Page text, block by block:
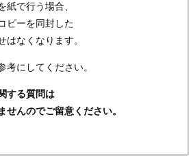
紙で行う場合、
ピーを同封した
はなくなります。
考にしてください。
する質問は
せんのでご留意ください。